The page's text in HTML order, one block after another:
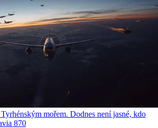
mořem. Dodnes není jasné, kdo
870